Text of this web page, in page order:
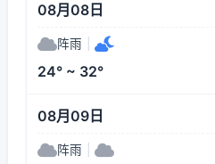
08月08日
阵雨
24° ~ 32°
08月09日
阵雨